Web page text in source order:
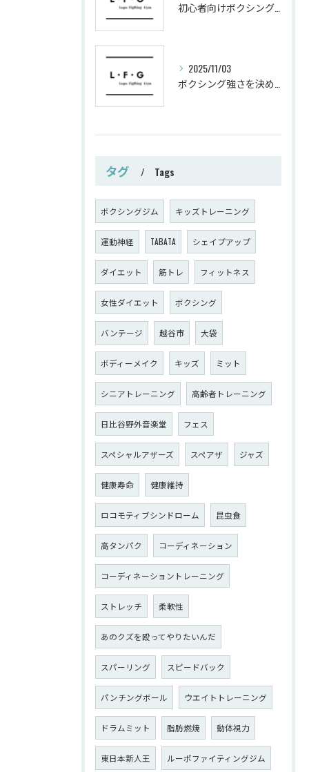
2025/11/03
タグ Tags
ボクシングジム キッズトレーニング
運動神経 TABATA シェイプアップ
ダイエット 筋トレ フィットネス
女性ダイエット ボクシング
バンテージ 越谷市 大袋
ボディーメイク キッズ ミット
シニアトレーニング 高齢者トレーニング
日比谷野外音楽堂 フェス
スペシャルアザーズ スペアザ ジャズ
健康寿命 健康維持
ロコモティブシンドローム 昆虫食
高タンパク コーディネーション
コーディネーショントレーニング
ストレッチ 柔軟性
あのクズを殴ってやりたいんだ
スパーリング スピードバック
パンチングボール ウエイトトレーニング
ドラムミット 脂肪燃焼 動体視力
東日本新人王 ルーポファイティングジム